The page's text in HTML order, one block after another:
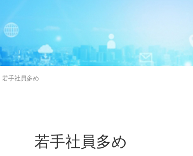
若手社員多め
若手社員多め